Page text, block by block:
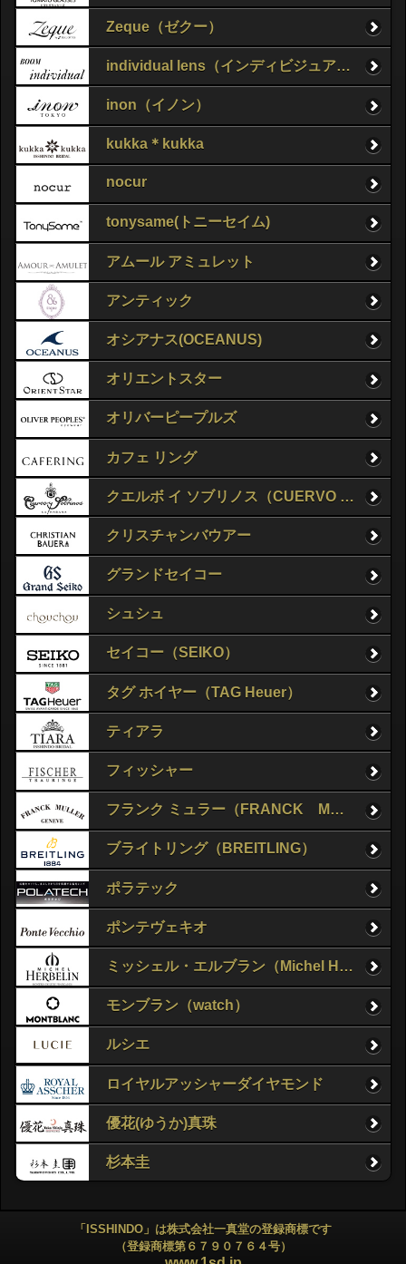
Zeque（ゼクー）
individual lens（インディビジュアルレンズ）
inon（イノン）
kukka＊kukka
nocur
tonysame(トニーセイム)
アムール アミュレット
アンティック
オシアナス(OCEANUS)
オリエントスター
オリバーピープルズ
カフェ リング
クエルボ イ ソブリノス（CUERVO Y SOBRINOS）
クリスチャンバウアー
グランドセイコー
シュシュ
セイコー（SEIKO）
タグ ホイヤー（TAG Heuer）
ティアラ
フィッシャー
フランク ミュラー（FRANCK MULLER）
ブライトリング（BREITLING）
ポラテック
ポンテヴェキオ
ミッシェル・エルブラン（Michel Herbelin）
モンブラン（watch）
ルシエ
ロイヤルアッシャーダイヤモンド
優花(ゆうか)真珠
杉本圭
「ISSHINDO」は株式会社一真堂の登録商標です
（登録商標第６７９０７６４号）